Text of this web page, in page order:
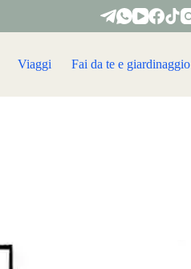
Viaggi Fai da te e giardinaggio